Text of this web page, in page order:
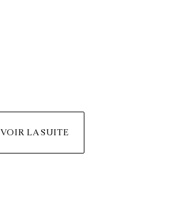
VOIR LA SUITE